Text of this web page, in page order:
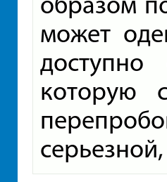
может
которую